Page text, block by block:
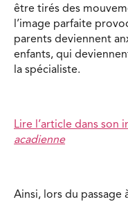
être tirés des
l’image parfaite
parents deviennent
enfants, qui
la spécialiste.
Lire l’article dans son
acadienne
Ainsi, lors du passage